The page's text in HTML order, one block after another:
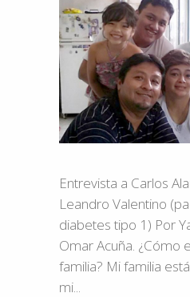
Entrevista a Carlos
Leandro Valentino
diabetes tipo 1) Por
Omar Acuña. ¿Cómo
familia? Mi familia
mi...